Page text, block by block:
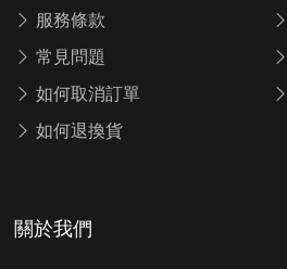
服務條款
常見問題
如何取消訂單
如何退換貨
關於我們